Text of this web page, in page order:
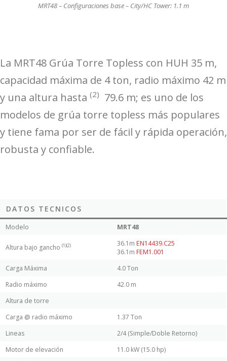
MRT48 – Configuraciones base – City/HC Tower: 1.1 m
La MRT48 Grúa Torre Topless con HUH 35 m,
capacidad máxima de 4 ton, radio máximo 42 m
y una altura hasta (2) 79.6 m; es uno de los
modelos de grúa torre topless más populares
y tiene fama por ser de fácil y rápida operación,
robusta y confiable.
DATOS TECNICOS
Modelo MRT48
Altura bajo gancho (1)(2) 36.1m EN14439.C25
36.1m FEM1.001
Carga Máxima
4.0 Ton
Radio máximo
42.0 m
Altura de torre
Carga @ radio máximo
1.37 Ton
Lineas
2/4 (Simple/Doble Retorno)
Motor de elevación
11.0 kW (15.0 hp)